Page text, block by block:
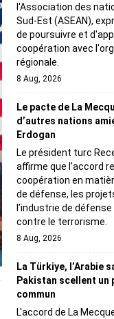
l'Association des
Sud-Est (ASEAN),
de poursuivre et
coopération avec
régionale.
8 Aug, 2026
Le pacte de La
d’autres nations
Erdogan
Le président turc
affirme que l’accord
coopération en
de défense, les
l’industrie de
contre le terrorisme.
8 Aug, 2026
La Türkiye, l’Arabie
Pakistan scellent un
commun
L'accord de La